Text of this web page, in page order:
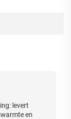
levert
en